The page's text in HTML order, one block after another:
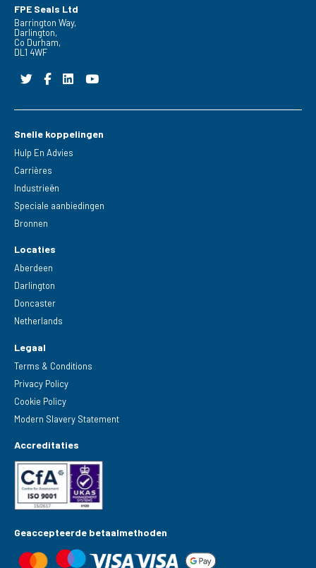
FPE Seals Ltd
Barrington Way,
Darlington,
Co Durham,
DL1 4WF
Snelle koppelingen
Hulp En Advies
Carrières
Industrieën
Speciale aanbiedingen
Bronnen
Locaties
Aberdeen
Darlington
Doncaster
Netherlands
Legaal
Terms & Conditions
Privacy Policy
Cookie Policy
Modern Slavery Statement
Accreditaties
Geaccepteerde betaalmethoden